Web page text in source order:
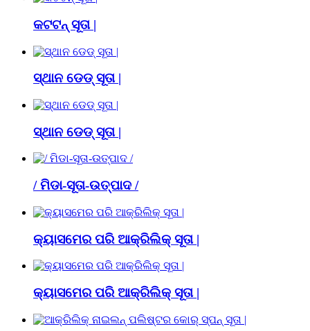
କଟଟନ୍ ସୂତା |
ସ୍ଥାନ ଡେଡ୍ ସୂତା |
ସ୍ଥାନ ଡେଡ୍ ସୂତା |
/ ମିଡା-ସୂତା-ଉତ୍ପାଦ /
କ୍ୟାସମେର ପରି ଆକ୍ରିଲିକ୍ ସୂତା |
କ୍ୟାସମେର ପରି ଆକ୍ରିଲିକ୍ ସୂତା |